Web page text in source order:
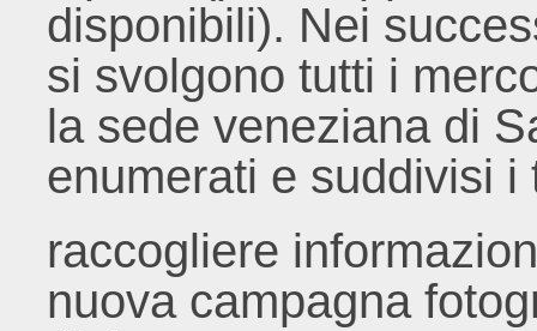
disponibili). Nei
si svolgono tutti i
la sede veneziana di
enumerati e suddivisi i
raccogliere
nuova campagna